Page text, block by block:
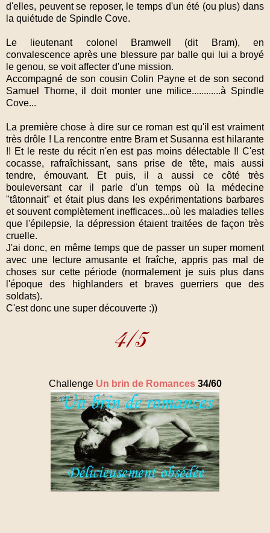
d'elles, peuvent se reposer, le temps d'un été (ou plus) dans
la quiétude de Spindle Cove.
Le lieutenant colonel Bramwell (dit Bram), en
convalescence après une blessure par balle qui lui a broyé
le genou, se voit affecter d'une mission.
Accompagné de son cousin Colin Payne et de son second
Samuel Thorne, il doit monter une milice............à Spindle
Cove...
La première chose à dire sur ce roman est qu'il est vraiment
très drôle ! La rencontre entre Bram et Susanna est hilarante
!! Et le reste du récit n'en est pas moins délectable !! C'est
cocasse, rafraîchissant, sans prise de tête, mais aussi
tendre, émouvant. Et puis, il a aussi ce côté très
bouleversant car il parle d'un temps où la médecine
"tâtonnait" et était plus dans les expérimentations barbares
et souvent complètement inefficaces...où les maladies telles
que l'épilepsie, la dépression étaient traitées de façon très
cruelle.
J'ai donc, en même temps que de passer un super moment
avec une lecture amusante et fraîche, appris pas mal de
choses sur cette période (normalement je suis plus dans
l'époque des highlanders et braves guerriers que des
soldats).
C'est donc une super découverte :))
Challenge Un brin de Romances34/60